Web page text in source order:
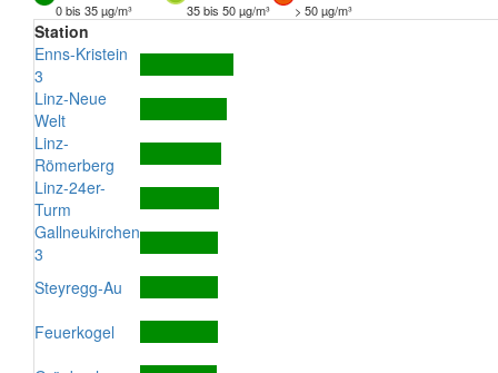
0 bis 35 µg/m³
35 bis 50 µg/m³ > 50 µg/m³
Station
Enns-Kristein
3
Linz-Neue
Welt
Linz-
Römerberg
Linz-24er-
Turm
Gallneukirchen
3
Steyregg-Au
Feuerkogel